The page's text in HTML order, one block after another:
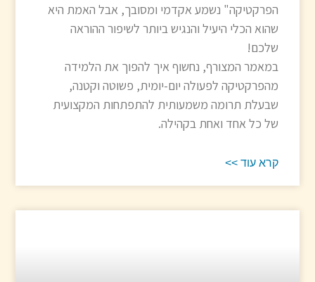
הפרקטיקה" נשמע אקדמי ומסובך, אבל האמת היא
שהוא הכלי היעיל והנגיש ביותר לשיפור ההוראה
שלכם!
במאמר המצורף, נחשוף איך להפוך את הלמידה
מהפרקטיקה לפעולה יום-יומית, פשוטה וקטנה,
שבעלת תרומה משמעותית להתפתחות המקצועית
של כל אחד ואחת בקהילה.
קרא עוד >>